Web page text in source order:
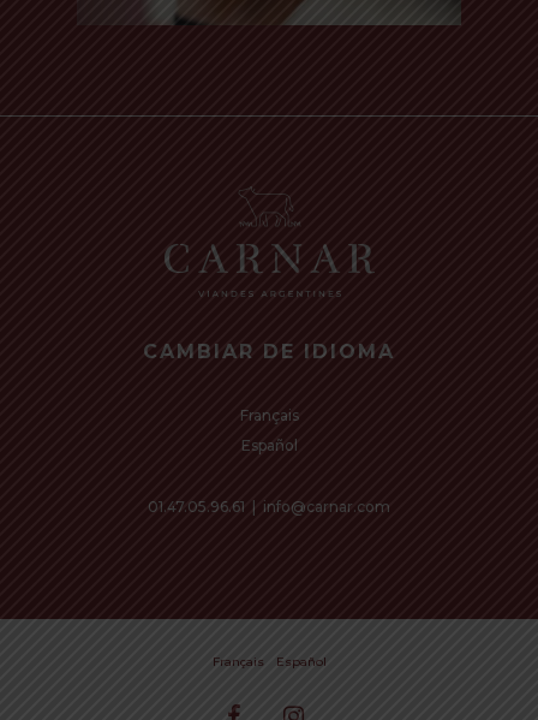
Subtotal: €0,00
CAMBIAR DE IDIOMA
Français
Español
01.47.05.96.61 info@carnar.com
Français Español